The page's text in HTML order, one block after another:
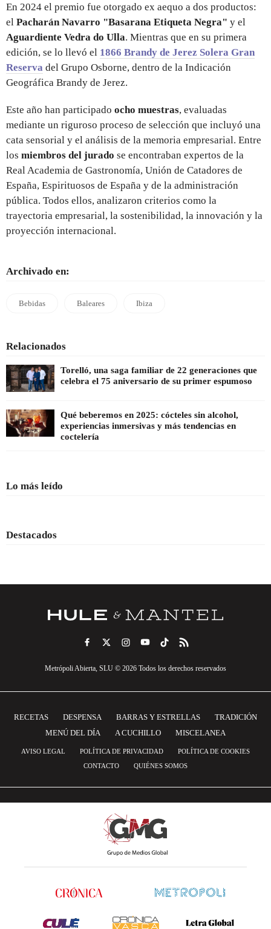
En 2024 el premio fue otorgado ex aequo a dos productos:
el Pacharán Navarro "Basarana Etiqueta Negra" y el
Aguardiente Vedra do Ulla. Mientras que en su primera
edición, se lo llevó el 1866 Brandy de Jerez Solera Gran
Reserva del Grupo Osborne, dentro de la Indicación
Geográfica Brandy de Jerez.
Este año han participado ocho muestras, evaluadas
mediante un riguroso proceso de selección que incluyó una
cata sensorial y el análisis de la memoria empresarial. Entre
los miembros del jurado se encontraban expertos de la
Real Academia de Gastronomía, Unión de Catadores de
España, Espirituosos de España y de la administración
pública. Todos ellos, analizaron criterios como la
trayectoria empresarial, la sostenibilidad, la innovación y la
proyección internacional.
Archivado en:
Bebidas Baleares Ibiza
Relacionados
Torelló, una saga familiar de 22 generaciones que
celebra el 75 aniversario de su primer espumoso
Qué beberemos en 2025: cócteles sin alcohol,
experiencias inmersivas y más tendencias en
coctelería
Lo más leído
Destacados
Metrópoli Abierta, SLU © 2026 Todos los derechos reservados
RECETAS DESPENSA BARRAS Y ESTRELLAS
TRADICIÓN
MENÚ DEL DÍA
A CUCHILLO MISCELANEA
AVISO LEGAL POLÍTICA DE PRIVACIDAD
POLÍTICA DE COOKIES
CONTACTO
QUIÉNES SOMOS